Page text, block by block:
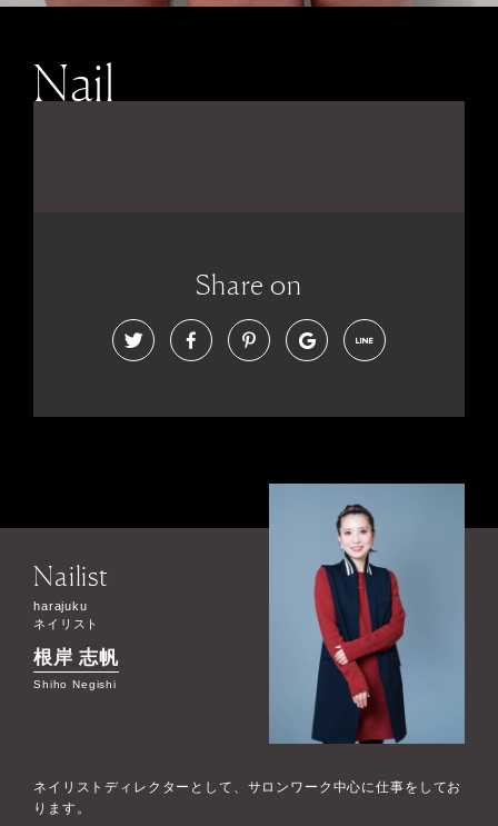
Nail
Share on
Nailist
harajuku
ネイリスト
根岸 志帆
Shiho Negishi
ネイリストディレクターとして、サロンワーク中心に仕事をしてお
ります。